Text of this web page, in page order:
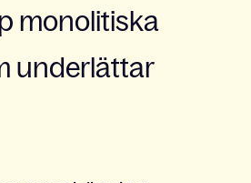
monolitiska
underlättar